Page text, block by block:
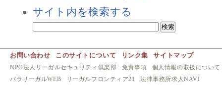
サイト内を検索する
お問い合わせ このサイトについて リンク集 サイトマップ
NPO法人リーガルセキュリティ倶楽部 免責事項
個人情報の取扱について
パラリーガルWEB
リーガルフロンティア21 法律事務所求人NAVI